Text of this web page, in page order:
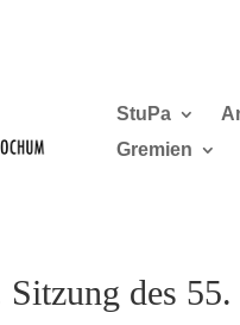
StuPa
Gremien
des 55.